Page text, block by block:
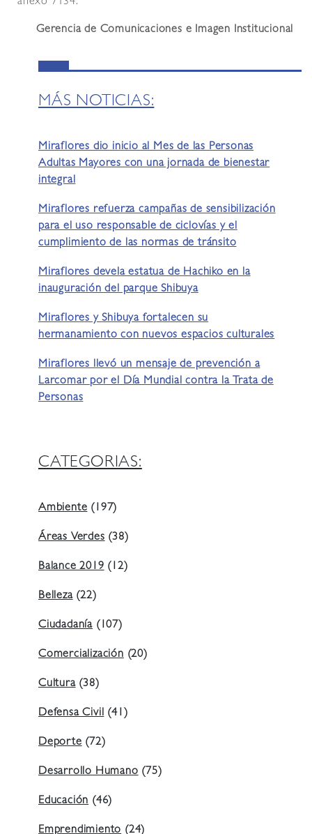
anexo 7134.
Gerencia de Comunicaciones e Imagen Institucional
MÁS NOTICIAS:
Miraflores dio inicio al Mes de las Personas
Adultas Mayores con una jornada de bienestar
integral
Miraflores refuerza campañas de sensibilización
para el uso responsable de ciclovías y el
cumplimiento de las normas de tránsito
Miraflores devela estatua de Hachiko en la
inauguración del parque Shibuya
Miraflores y Shibuya fortalecen su
hermanamiento con nuevos espacios culturales
Miraflores llevó un mensaje de prevención a
Larcomar por el Día Mundial contra la Trata de
Personas
CATEGORIAS:
Ambiente(197)
Áreas Verdes(38)
Balance 2019(12)
Belleza(22)
Ciudadanía (107)
Comercialización(20)
Cultura(38)
Defensa Civil(41)
Deporte(72)
Desarrollo Humano(75)
Educación(46)
Emprendimiento(24)